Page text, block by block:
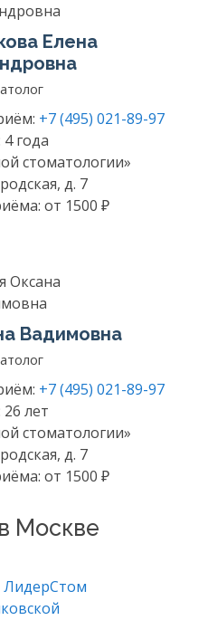
Елена
+7 (495) 021-89-97
года
стоматологии»
д. 7
от 1500 ₽
Вадимовна
+7 (495) 021-89-97
лет
стоматологии»
д. 7
от 1500 ₽
Москве